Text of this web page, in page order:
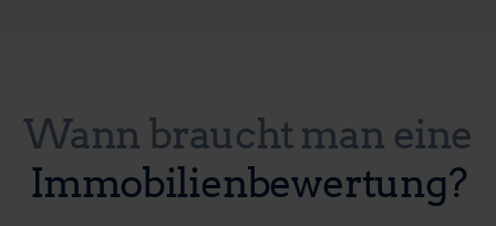
Wann braucht man eine
Immobilienbewertung?